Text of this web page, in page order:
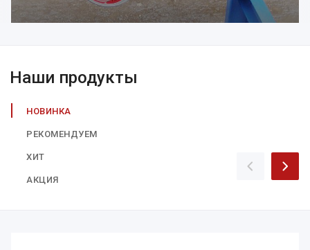
Наши продукты
НОВИНКА
РЕКОМЕНДУЕМ
ХИТ
АКЦИЯ